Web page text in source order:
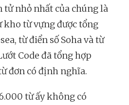
tử nhỏ nhất của chúng là
kho từ vựng được tổng
từ điển số Soha và từ
Code đã tổng hợp
đơn có định nghĩa.
từ ấy không có